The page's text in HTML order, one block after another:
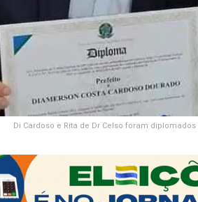
Di Cardoso e Rita de Dr Celso foram